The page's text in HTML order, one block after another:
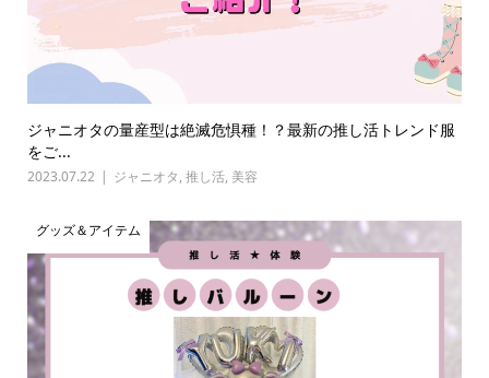
ジャニオタの量産型は絶滅危惧種！？最新の推し活トレンド服
をご...
2023.07.22 ジャニオタ, 推し活, 美容
グッズ＆アイテム